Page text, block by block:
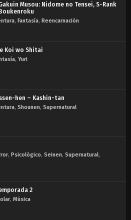
Musou: Nidome no Tensei, S-Rank
, Fantasía, Reencarnación
Koi wo Shitai
, Yuri
hen – Kashin-tan
, Shounen, Supernatural
, Psicológico, Seinen, Supernatural,
2
, Música